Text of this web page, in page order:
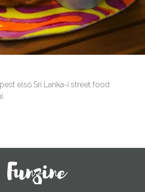
első Srí Lanka-i street food